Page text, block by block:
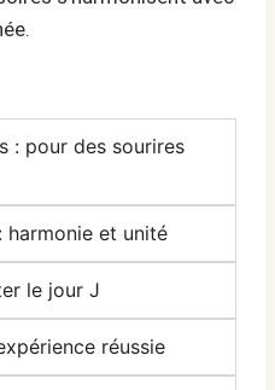
: pour des sourires
harmonie et unité
le jour J
réussie